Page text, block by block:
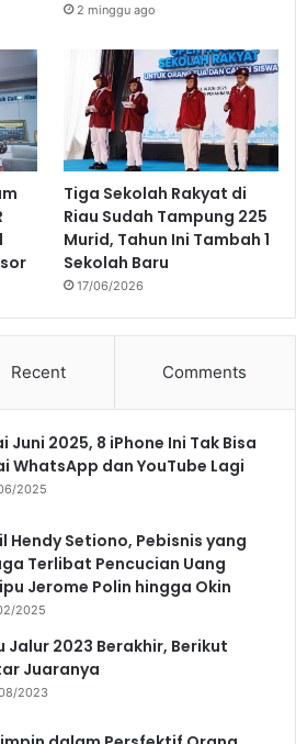
2 minggu ago
Tiga Sekolah Rakyat di
Riau Sudah Tampung 225
Murid, Tahun Ini Tambah 1
Sekolah Baru
17/06/2026
Recent Comments
Juni 2025, 8 iPhone Ini Tak Bisa
WhatsApp dan YouTube Lagi
2025
Hendy Setiono, Pebisnis yang
Terlibat Pencucian Uang
Jerome Polin hingga Okin
2025
Jalur 2023 Berakhir, Berikut
Juaranya
2023